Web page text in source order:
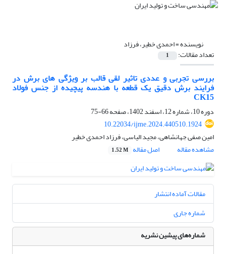
نویسنده =احمدی خطیر، فرزاد
تعداد مقالات: 1
بررسی تجربی و عددی تاثیر لقی قالب بر ویژگی‏ های برش در
فرایند برش دقیق یک قطعه با هندسه پیچیده از جنس فولاد
CK15
دوره 10، شماره 12، اسفند 1402، صفحه
66-75
10.22034/ijme.2024.440510.1924
امین صفی جهانشاهی، مجید الیاسی، فرزاد احمدی خطیر
مشاهده مقاله
اصل مقاله 1.52 M
مقالات آماده انتشار
شماره جاری
شماره‌های پیشین نشریه